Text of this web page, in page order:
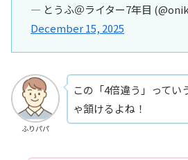
— とうふ＠ライター7年目
December 15, 2025
ふりパパ
この「4倍違う」ってい
ゃ頷けるよね！